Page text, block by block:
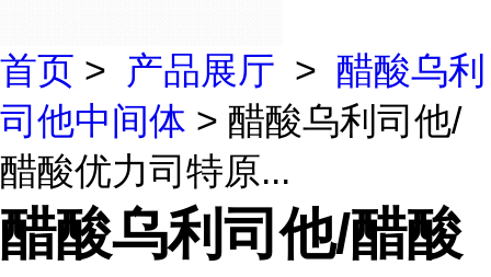
首页 > 产品展厅 > 醋酸乌利
司他中间体 > 醋酸乌利司他/
醋酸优力司特原...
醋酸乌利司他/醋酸